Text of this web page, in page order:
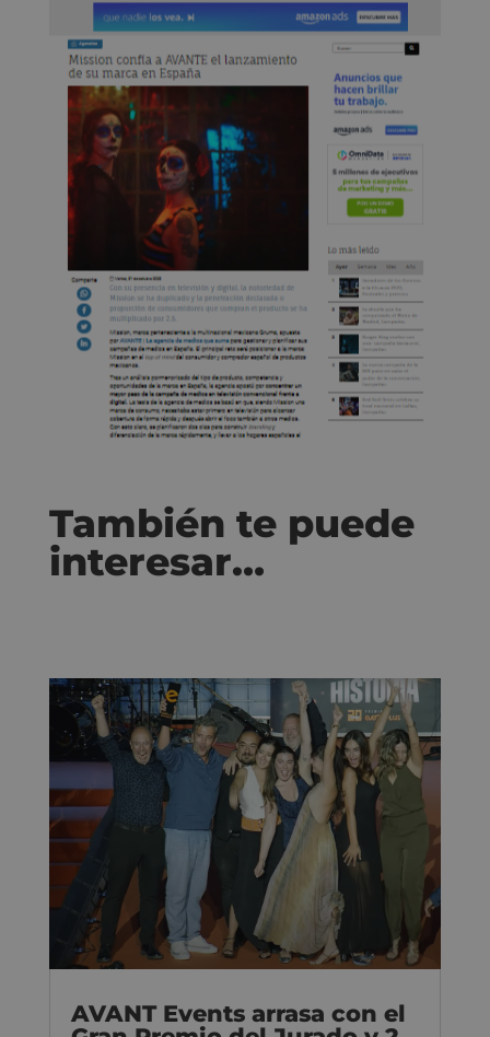
También te puede
interesar…
AVANT Events arrasa con el